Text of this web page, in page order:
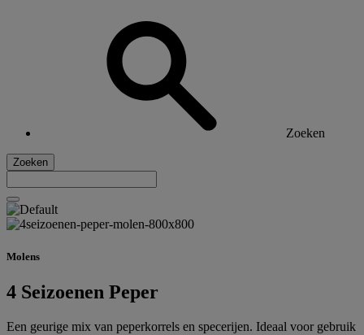
Zoeken
Zoeken
Molens
4 Seizoenen Peper
Een geurige mix van peperkorrels en specerijen. Ideaal voor gebruik